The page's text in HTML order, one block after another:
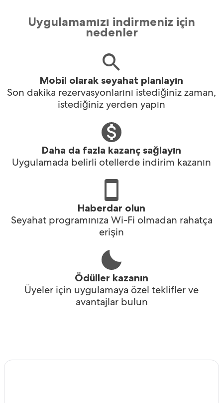
Uygulamamızı indirmeniz için
nedenler
Mobil olarak seyahat planlayın
Son dakika rezervasyonlarını istediğiniz zaman,
istediğiniz yerden yapın
Daha da fazla kazanç sağlayın
Uygulamada belirli otellerde indirim kazanın
Haberdar olun
Seyahat programınıza Wi-Fi olmadan rahatça
erişin
Ödüller kazanın
Üyeler için uygulamaya özel teklifler ve
avantajlar bulun